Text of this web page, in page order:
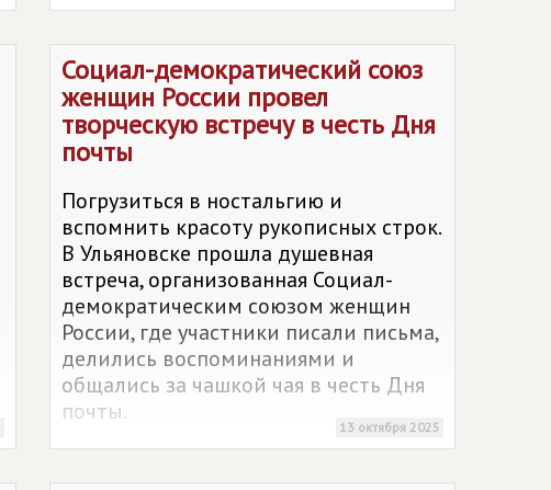
Социал-демократический союз
женщин России провел
творческую встречу в честь Дня
почты
Погрузиться в ностальгию и
вспомнить красоту рукописных строк.
В Ульяновске прошла душевная
встреча, организованная Социал-
демократическим союзом женщин
России, где участники писали письма,
делились воспоминаниями и
общались за чашкой чая в честь Дня
почты.
13 октября 2025